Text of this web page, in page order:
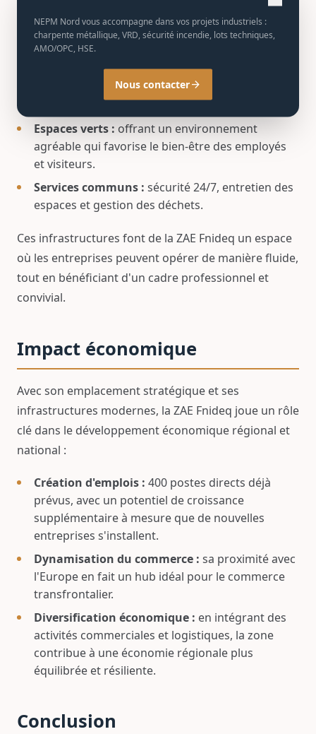
répondent aux besoins spécifiques des investisseurs
Infrastructures adaptées :zones spécialement
conçues pour les commerces de détail, les
activités logistiques et les services.
Espaces verts : offrant un environnement
agréable qui favorise le bien-être des employés
et visiteurs.
Services communs : sécurité 24/7, entretien des
espaces et gestion des déchets.
Ces infrastructures font de la ZAE Fnideq un espace
où les entreprises peuvent opérer de manière fluide,
tout en bénéficiant d'un cadre professionnel et
convivial.
Impact économique
Avec son emplacement stratégique et ses
infrastructures modernes, la ZAE Fnideq joue un rôle
clé dans le développement économique régional et
national :
Création d'emplois : 400 postes directs déjà
prévus, avec un potentiel de croissance
supplémentaire à mesure que de nouvelles
entreprises s'installent.
Dynamisation du commerce : sa proximité avec
l'Europe en fait un hub idéal pour le commerce
transfrontalier.
Diversification économique : en intégrant des
activités commerciales et logistiques, la zone
contribue à une économie régionale plus
équilibrée et résiliente.
Conclusion
NEPM Nord vous accompagne dans vos projets industriels :
charpente métallique, VRD, sécurité incendie, lots techniques,
AMO/OPC, HSE.
Nous contacterarrow_forward